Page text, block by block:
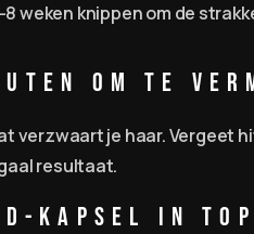
weken knippen om de
om te
verzwaart je haar. Vergeet
resultaat.
Kapsel in